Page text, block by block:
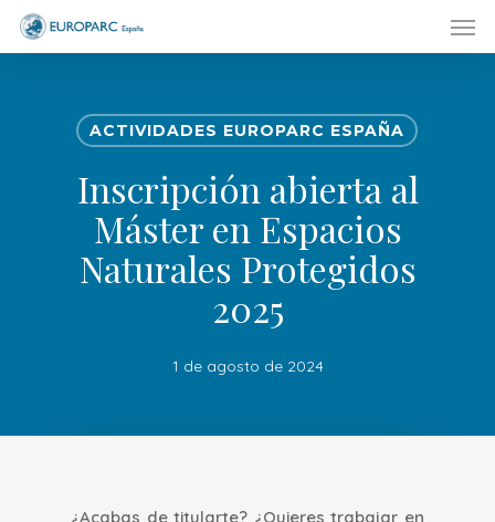
Skip
ACTIVIDADES EUROPARC ESPAÑA
Inscripción abierta al
Máster en Espacios
Naturales Protegidos
2025
1 de agosto de 2024
¿Acabas de titularte? ¿Quieres trabajar en